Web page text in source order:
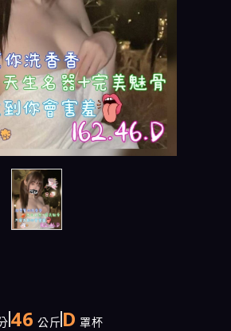
46 公斤 D 罩杯